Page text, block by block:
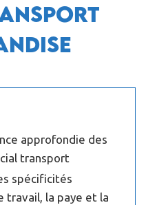
approfondie des
transport
spécificités
travail, la paye et la